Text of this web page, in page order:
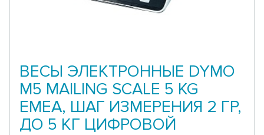
ВЕСЫ ЭЛЕКТРОННЫЕ DYMO
M5 MAILING SCALE 5 KG
EMEA, ШАГ ИЗМЕРЕНИЯ 2 ГР,
ДО 5 КГ ЦИФРОВОЙ